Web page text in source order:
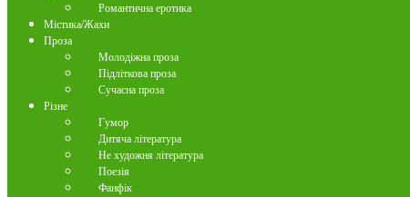
Романтична еротика
Містика/Жахи
Проза
Молодіжна проза
Підліткова проза
Сучасна проза
Різне
Гумор
Дитяча література
Не художня література
Поезія
Фанфік